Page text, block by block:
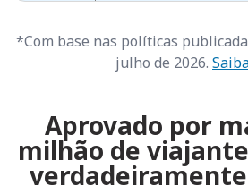
*Com base nas políticas
julho de 2026.
Aprovado por
milhão de